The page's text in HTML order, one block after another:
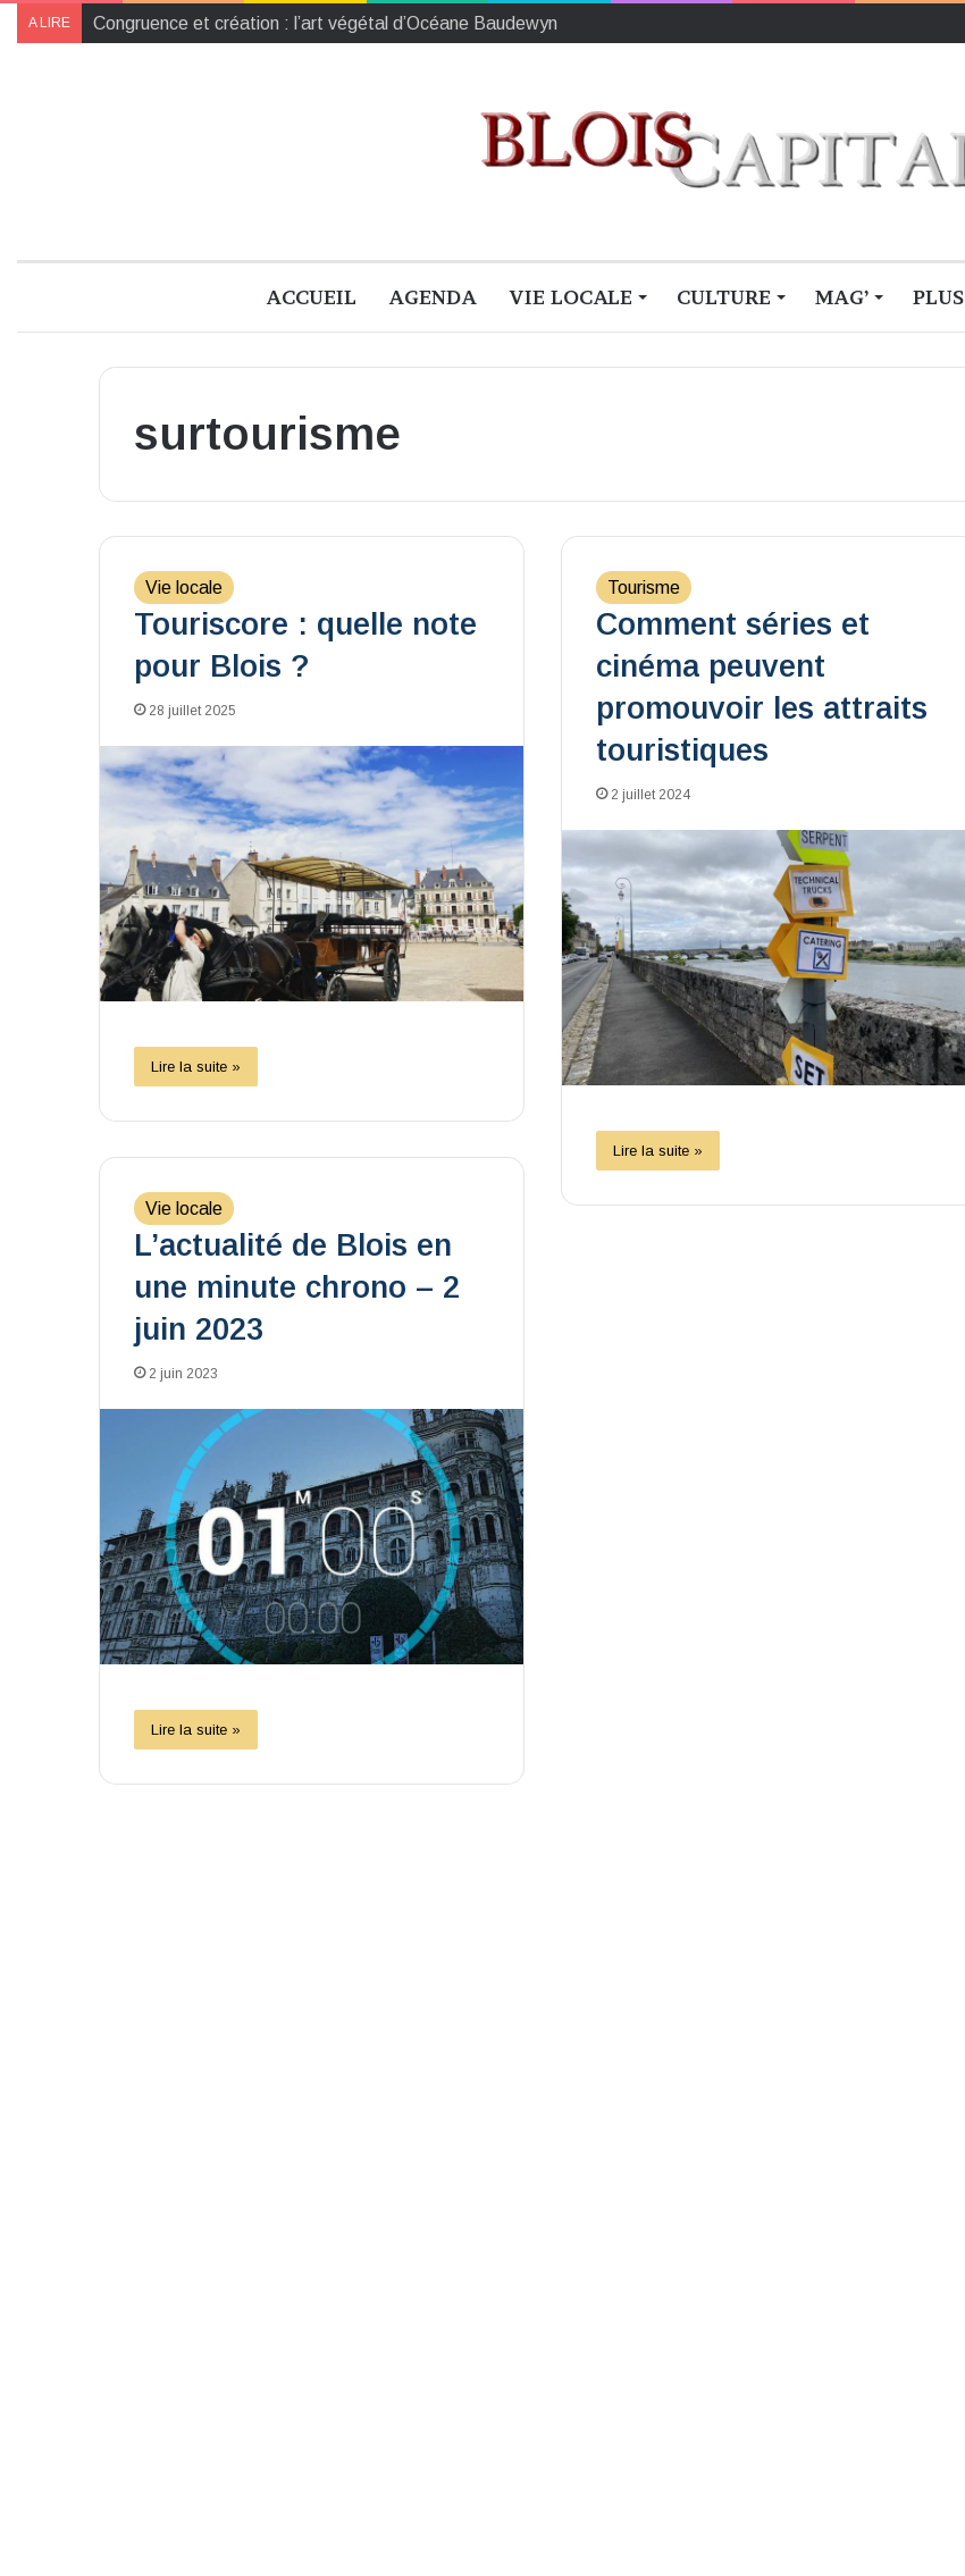
A LIRE Les tirailleurs africains tombés à Blois : des héros méconnus
ACCUEIL AGENDA VIE LOCALE CULTURE MAG’ PLUS
surtourisme
Vie locale
Touriscore : quelle note
pour Blois ?
28 juillet 2025
Lire la suite »
Tourisme
Comment séries et
cinéma peuvent
promouvoir les attraits
touristiques
2 juillet 2024
Lire la suite »
Vie locale
L’actualité de Blois en
une minute chrono – 2
juin 2023
2 juin 2023
Lire la suite »